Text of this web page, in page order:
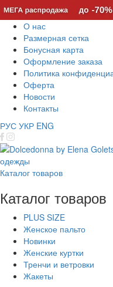
О нас
Размерная сетка
Бонусная карта
Оформление заказа
Политика
Оферта
Новости
Контакты
РУС УКР ENG
Каталог товаров
Каталог товаров
PLUS SIZE
Женское пальто
Новинки
Женские куртки
Тренчи и ветровки
Жакеты